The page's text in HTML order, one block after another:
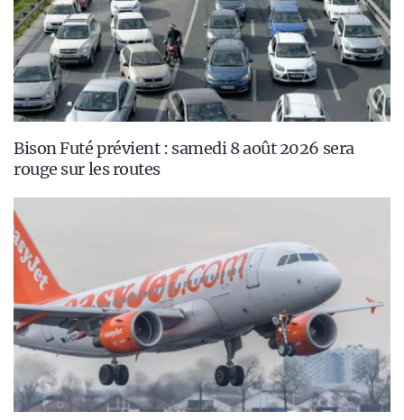
Bison Futé prévient : samedi 8 août 2026 sera
rouge sur les routes